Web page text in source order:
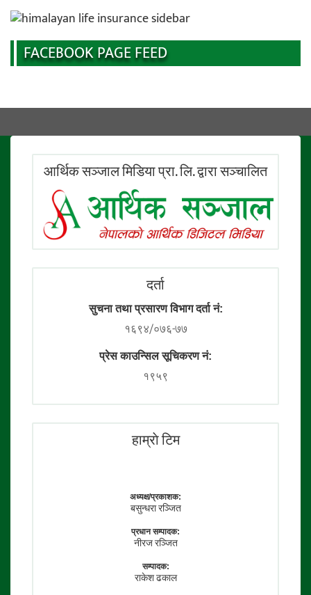
FACEBOOK PAGE FEED
आर्थिक सञ्जाल मिडिया प्रा. लि. द्वारा सञ्चालित
दर्ता
सुचना तथा प्रसारण विभाग दर्ता नं:
१६९४/०७६-७७
प्रेस काउन्सिल सूचिकरण नं:
१९५९
हाम्राे टिम
अध्यक्ष/प्रकाशक:
बसुन्धरा रञ्जित
प्रधान सम्पादक:
नीरज रञ्जित
सम्पादक:
राकेश ढकाल